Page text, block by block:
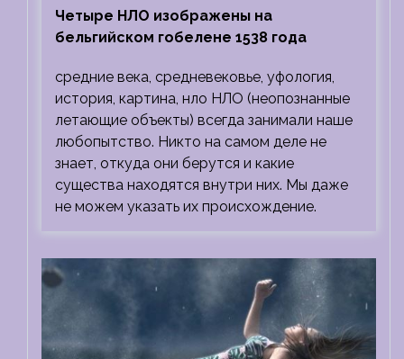
Четыре НЛО изображены на
бельгийском гобелене 1538 года
средние века, средневековье, уфология,
история, картина, нло НЛО (неопознанные
летающие объекты) всегда занимали наше
любопытство. Никто на самом деле не
знает, откуда они берутся и какие
существа находятся внутри них. Мы даже
не можем указать их происхождение.